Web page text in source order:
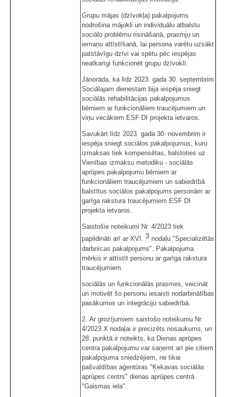
Grupu mājas (dzīvokļa) pakalpojums
nodrošina mājokli un individuālu atbalstu
sociālo problēmu risināšanā, prasmju un
iemaņu attīstīšanā, lai persona varētu uzsākt
patstāvīgu dzīvi vai spētu pēc iespējas
neatkarīgi funkcionēt grupu dzīvoklī.
Jānorāda, ka līdz 2023. gada 30. septembrim
Sociālajam dienestam bija iespēja sniegt
sociālās rehabilitācijas pakalpojumus
bērniem ar funkcionāliem traucējumiem un
viņu vecākiem ESF DI projekta ietvaros.
Savukārt līdz 2023. gada 30. novembrim ir
iespēja sniegt sociālos pakalpojumus, kuru
izmaksas tiek kompensētas, balstoties uz
Vienības izmaksu metodiku - sociālās
aprūpes pakalpojumu bērniem ar
funkcionāliem traucējumiem un sabiedrībā
balstītus sociālos pakalpojums personām ar
garīga rakstura traucējumiem ESF DI
projekta ietvaros.
Saistošie noteikumi Nr. 4/2023 tiek
papildināti arī ar XVI. 3 nodaļu "Specializētās
darbnīcas pakalpojums". Pakalpojuma
mērķis ir attīstīt personu ar garīga rakstura
traucējumiem
sociālās un funkcionālās prasmes, veicināt
un motivēt šo personu iesaisti nodarbinātības
pasākumos un integrāciju sabiedrībā.
2. Ar grozījumiem saistošo noteikumu Nr.
4/2023 X nodaļai ir precizēts nosaukums, un
28. punktā ir noteikts, ka Dienas aprūpes
centra pakalpojumu var saņemt arī pie citiem
pakalpojuma sniedzējiem, ne tikai
pašvaldības aģentūras "Ķekavas sociālās
aprūpes centrs" dienas aprūpes centrā
"Gaismas iela".